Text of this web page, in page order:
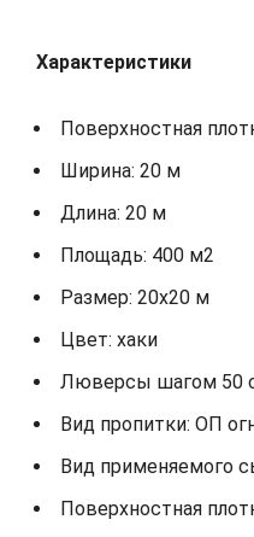
Характеристики
Поверхностная
Ширина: 20 м
Длина: 20 м
Площадь: 400 м2
Размер: 20х20 м
Цвет: хаки
Люверсы шагом 50
Вид пропитки: ОП
Вид применяемого
Поверхностная